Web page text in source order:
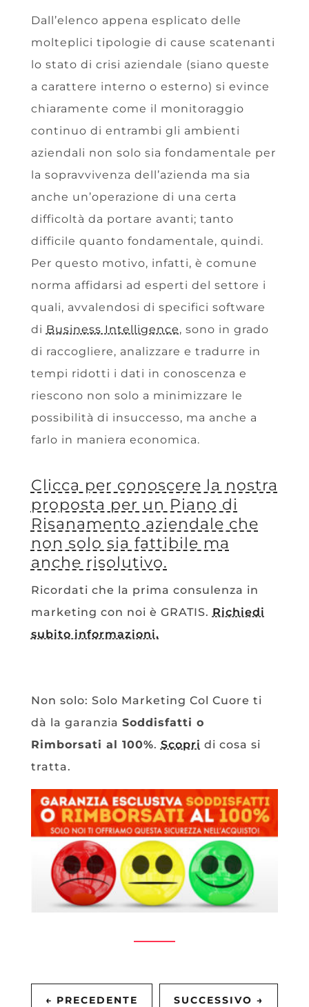
Dall’elenco appena esplicato delle
molteplici tipologie di cause scatenanti
lo stato di crisi aziendale (siano queste
a carattere interno o esterno) si evince
chiaramente come il monitoraggio
continuo di entrambi gli ambienti
aziendali non solo sia fondamentale per
la sopravvivenza dell’azienda ma sia
anche un’operazione di una certa
difficoltà da portare avanti; tanto
difficile quanto fondamentale, quindi.
Per questo motivo, infatti, è comune
norma affidarsi ad esperti del settore i
quali, avvalendosi di specifici software
di Business Intelligence, sono in grado
di raccogliere, analizzare e tradurre in
tempi ridotti i dati in conoscenza e
riescono non solo a minimizzare le
possibilità di insuccesso, ma anche a
farlo in maniera economica.
Clicca per conoscere la nostra
proposta per un Piano di
Risanamento aziendale che
non solo sia fattibile ma
anche risolutivo.
Ricordati che la prima consulenza in
marketing con noi è GRATIS. Richiedi
subito informazioni.
Non solo: Solo Marketing Col Cuore ti
dà la garanzia Soddisfatti o
Rimborsati al 100%. Scopri di cosa si
tratta.
← PRECEDENTE SUCCESSIVO →